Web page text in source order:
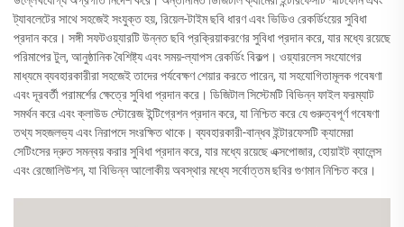
ট্যাবলেটের সাথে সহজেই সংযুক্ত হয়, রিয়েল-টাইম ছবি ধারণ এবং ভিডিও রেকর্ডিংয়ের সুবিধা
প্রদান করে। সঙ্গী সফটওয়্যারটি উন্নত ছবি প্রক্রিয়াকরণের সুবিধা প্রদান করে, যার মধ্যে রয়েছে
পরিমাপের টুল, আনুষ্ঠানিক বৈশিষ্ট্য এবং সময়-ল্যাপস রেকর্ডিং বিকল্প। ওয়্যারলেস সংযোগের
মাধ্যমে ব্যবহারকারীরা সহজেই তাদের পর্যবেক্ষণ শেয়ার করতে পারেন, যা সহযোগিতামূলক গবেষণা
এবং দূরবর্তী পরামর্শের ক্ষেত্রে সুবিধা প্রদান করে। ডিজিটাল সিস্টেমটি বিভিন্ন ফাইল ফরম্যাট
সমর্থন করে এবং ক্লাউড স্টোরেজ ইন্টিগ্রেশন প্রদান করে, যা নিশ্চিত করে যে গুরুত্বপূর্ণ গবেষণা
তথ্য সহজলভ্য এবং নিরাপদে সংরক্ষিত থাকে। ব্যবহারকারী-বান্ধব ইন্টারফেসটি ক্যামেরা
সেটিংসের দ্রুত সমন্বয় করার সুবিধা প্রদান করে, যার মধ্যে রয়েছে এক্সপোজার, হোয়াইট ব্যালেন্স
এবং রেজোলিউশন, যা বিভিন্ন আলোকীয় অবস্থার মধ্যে সর্বোত্তম ছবির গুণমান নিশ্চিত করে।